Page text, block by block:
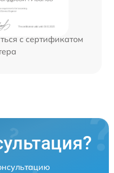
с сертификатом